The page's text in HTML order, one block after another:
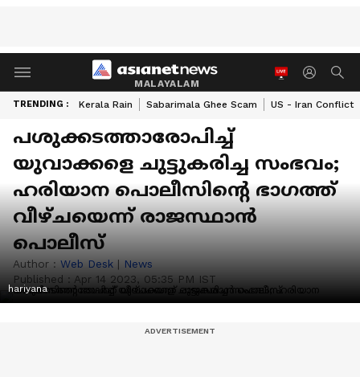
MALAYALAM
TRENDING : Kerala Rain Sabarimala Ghee Scam US - Iran Conflict
പശുക്കടത്താരോപിച്ച്
യുവാക്കളെ ചുട്ടുകരിച്ച സംഭവം;
ഹരിയാന പൊലീസിന്റെ ഭാ​ഗത്ത് ​
വീഴ്ചയെന്ന് രാജസ്ഥാൻ
പൊലീസ്
Author : Web Desk | News
Published : Apr 14 2023, 05:35 PM IST
hariyana